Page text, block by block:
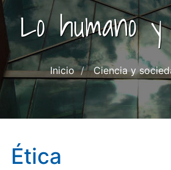
Lo humano
Inicio Ciencia y
Ética